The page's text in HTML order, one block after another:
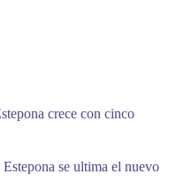
crece con cinco
se ultima el nuevo